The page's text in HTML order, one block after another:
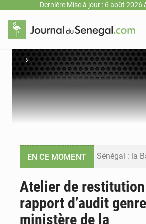
Dernière Mise à jour : 6 août 2026
›
EN CE MOMENT
Atelier de
rapport d’audit
ministère de la